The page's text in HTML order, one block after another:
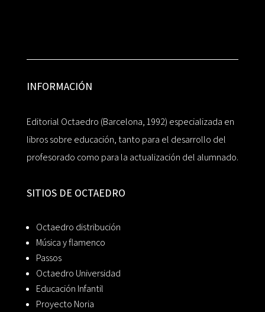
INFORMACIÓN
Editorial Octaedro (Barcelona, 1992) especializada en
libros sobre educación, tanto para el desarrollo del
profesorado como para la actualización del alumnado.
SITIOS DE OCTAEDRO
Octaedro distribución
Música y flamenco
Passos
Octaedro Universidad
Educación Infantil
Proyecto Noria